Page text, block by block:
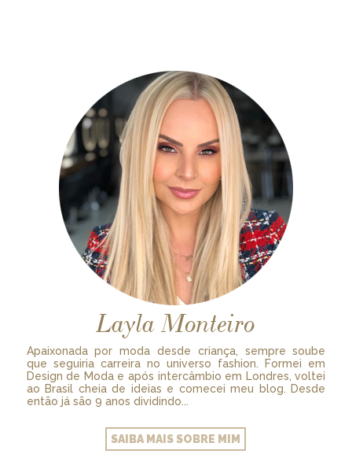
Layla Monteiro
Apaixonada por moda desde criança, sempre soube
que seguiria carreira no universo fashion. Formei em
Design de Moda e após intercâmbio em Londres, voltei
ao Brasil cheia de ideias e comecei meu blog. Desde
então já são 9 anos dividindo...
SAIBA MAIS SOBRE MIM